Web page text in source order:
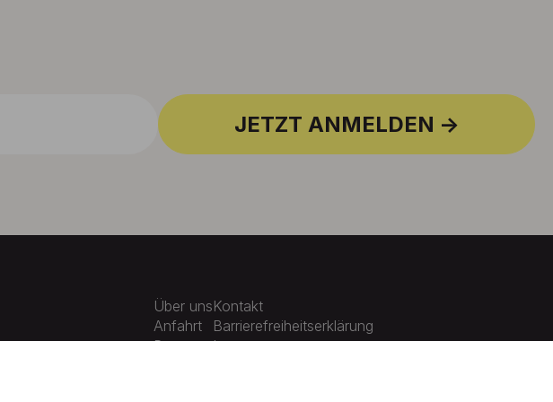
JETZT ANMELDEN
Über uns
Anfahrt
Presse
Kontakt
Barrierefreiheitserklärung
Impressum